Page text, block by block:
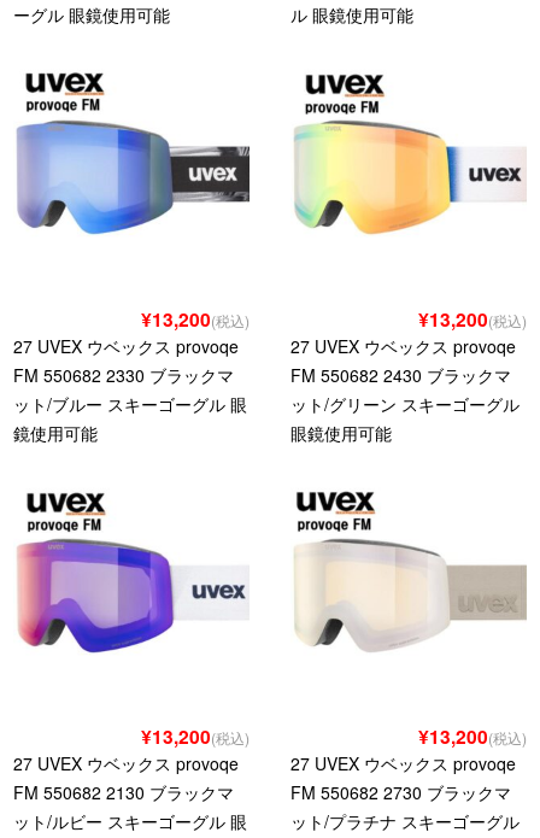
ーグル 眼鏡使用可能
ル 眼鏡使用可能
¥13,200(税込)
27 UVEX ウベックス provoqe
FM 550682 2330 ブラックマ
ット/ブルー スキーゴーグル 眼
鏡使用可能
¥13,200(税込)
27 UVEX ウベックス provoqe
FM 550682 2430 ブラックマ
ット/グリーン スキーゴーグル
眼鏡使用可能
¥13,200(税込)
27 UVEX ウベックス provoqe
FM 550682 2130 ブラックマ
ット/ルビー スキーゴーグル 眼
¥13,200(税込)
27 UVEX ウベックス provoqe
FM 550682 2730 ブラックマ
ット/プラチナ スキーゴーグル